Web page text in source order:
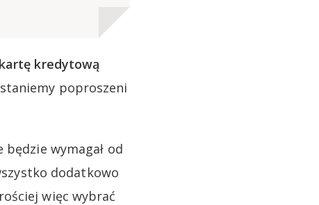
kredytową
poproszeni
wymagał od
dodatkowo
więc wybrać